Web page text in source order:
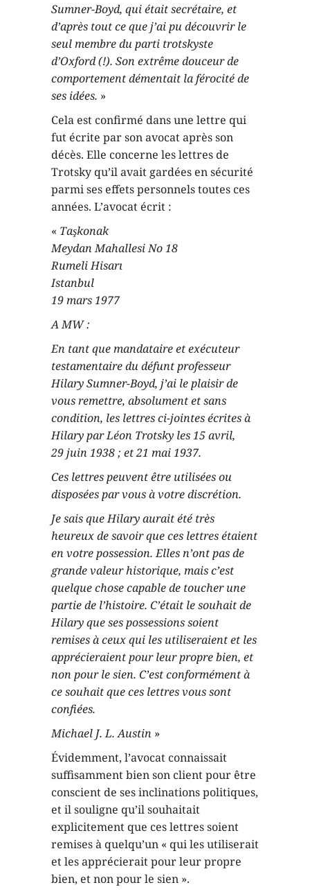
Sumner-Boyd, qui était secrétaire, et
d’après tout ce que j’ai pu découvrir le
seul membre du parti trotskyste
d’Oxford (!). Son extrême douceur de
comportement démentait la férocité de
ses idées. »
Cela est confirmé dans une lettre qui
fut écrite par son avocat après son
décès. Elle concerne les lettres de
Trotsky qu’il avait gardées en sécurité
parmi ses effets personnels toutes ces
années. L’avocat écrit :
« Taşkonak
Meydan Mahallesi No 18
Rumeli Hisarı
Istanbul
19 mars 1977
A MW :
En tant que mandataire et exécuteur
testamentaire du défunt professeur
Hilary Sumner-Boyd, j’ai le plaisir de
vous remettre, absolument et sans
condition, les lettres ci-jointes écrites à
Hilary par Léon Trotsky les 15 avril,
29 juin 1938 ; et 21 mai 1937.
Ces lettres peuvent être utilisées ou
disposées par vous à votre discrétion.
Je sais que Hilary aurait été très
heureux de savoir que ces lettres étaient
en votre possession. Elles n’ont pas de
grande valeur historique, mais c’est
quelque chose capable de toucher une
partie de l’histoire. C’était le souhait de
Hilary que ses possessions soient
remises à ceux qui les utiliseraient et les
apprécieraient pour leur propre bien, et
non pour le sien. C’est conformément à
ce souhait que ces lettres vous sont
confiées.
Michael J. L. Austin »
Évidemment, l’avocat connaissait
suffisamment bien son client pour être
conscient de ses inclinations politiques,
et il souligne qu’il souhaitait
explicitement que ces lettres soient
remises à quelqu’un « qui les utiliserait
et les apprécierait pour leur propre
bien, et non pour le sien ».